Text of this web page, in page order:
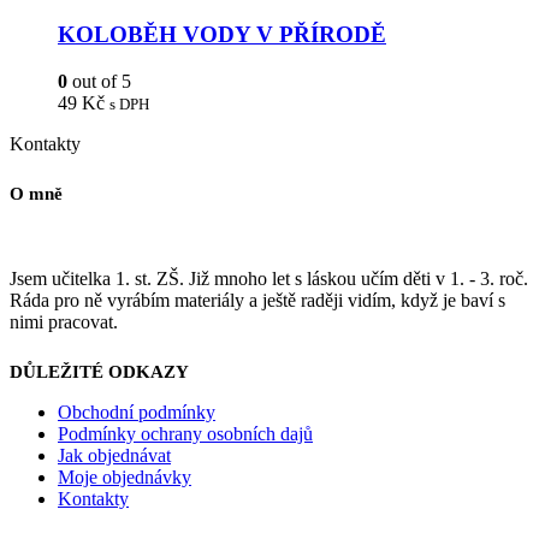
KOLOBĚH VODY V PŘÍRODĚ
0 out of 5
49 Kč s DPH
Kontakty
O mně
Jsem učitelka 1. st. ZŠ. Již mnoho let s láskou učím děti v 1. - 3. roč.
Ráda pro ně vyrábím materiály a ještě raději vidím, když je baví s
nimi pracovat.
DŮLEŽITÉ ODKAZY
Obchodní podmínky
Podmínky ochrany osobních dajů
Jak objednávat
Moje objednávky
Kontakty